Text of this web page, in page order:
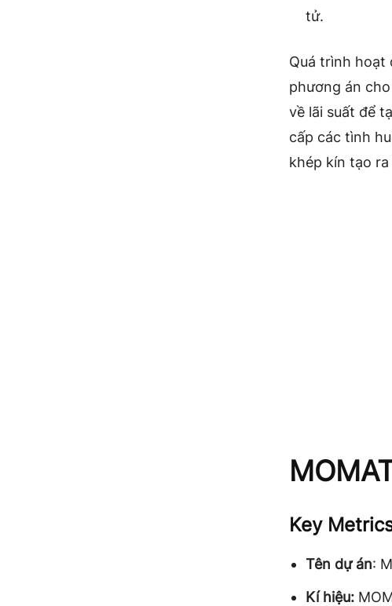
tử.
Quá trình hoạt
phương án
về lãi suất để
cấp các tình
khép kín tạo
Key
Tên dự án:
Kí hiệu: